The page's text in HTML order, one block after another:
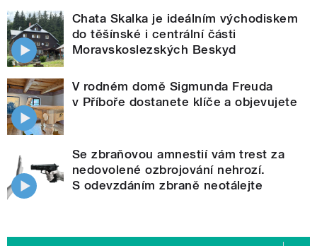
Chata Skalka je ideálním východiskem
do těšínské i centrální části
Moravskoslezských Beskyd
V rodném domě Sigmunda Freuda
v Příboře dostanete klíče a objevujete
Se zbraňovou amnestií vám trest za
nedovolené ozbrojování nehrozí.
S odevzdáním zbraně neotálejte